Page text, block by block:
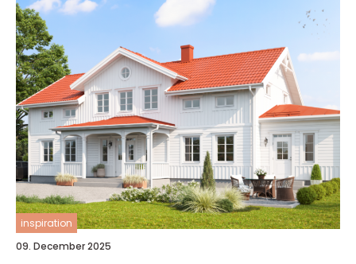
inspiration
09. December 2025